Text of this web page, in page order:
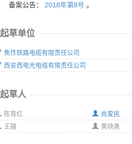
备案公告： 2018年第8号 。
起草单位
焦作铁路电缆有限责任公司
西安西电光电缆有限责任公司
起草人
陈育红
尚爱民
王疆
黄晓勇